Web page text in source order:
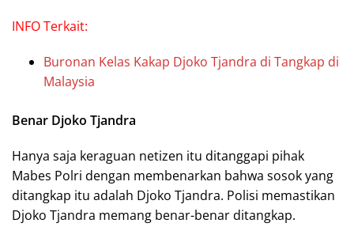
INFO Terkait:
Buronan Kelas Kakap Djoko Tjandra di Tangkap di
Malaysia
Benar Djoko Tjandra
Hanya saja keraguan netizen itu ditanggapi pihak
Mabes Polri dengan membenarkan bahwa sosok yang
ditangkap itu adalah Djoko Tjandra. Polisi memastikan
Djoko Tjandra memang benar-benar ditangkap.